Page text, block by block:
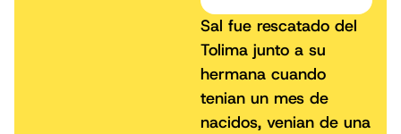
Sal fue rescatado del
Tolima junto a su
hermana cuando
tenian un mes de
nacidos, venian de una